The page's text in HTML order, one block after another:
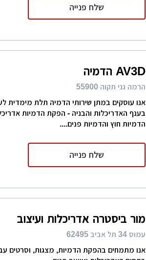
שלח פנייה
AV3D הדמיה
הרמה גני תקוה 55900
אנו עוסקים במתן שירותי הדמיה תלת מימדית
בענף האדריכלות והבניה - הפקת הדמיות
הדמיות חוץ והדמיות פנים....
שלח פנייה
מור ביסטרה אדריכלות ועיצוב
עמוס 34 תל אביב 62495
אנו מתמחים בהפקת הדמיות, מצגות, וסרטים